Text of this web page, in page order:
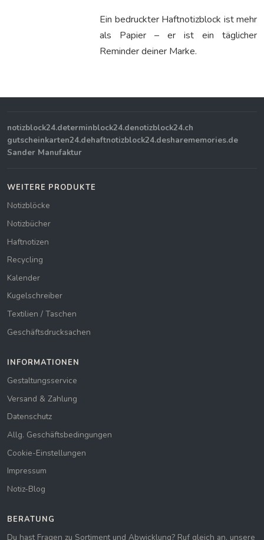
Ein bedruckter Haftnotizblock ist mehr
als Papier – er ist ein täglicher
Reminder deiner Marke.
notizblock24.determinblock24.denotizblock24.ch
gutscheinkarten24.dehaftnotizblock24.desharememories.de
Sander Manufaktur
WEITERE PRODUKTE
Notizblöcke
Notizbücher
Haftnotizen
Recycling
Kalender
Kugelschreiber
Textilien / Taschen
Geschäftsdrucksachen
INFORMATIONEN
Gestaltungsservice
Versand & Zahlung
Datenschutz
Allg. Geschäftsbedingungen
Cookie-Einstellungen
Impressum
Notiz-Blog
BERATUNG
Du hast Fragen zu Sortiment und Abwicklung? Ruf gleich an, unsere